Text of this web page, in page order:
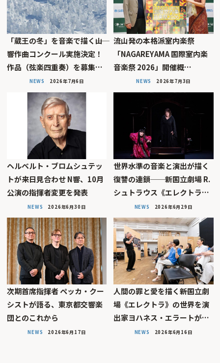
「蔵王の冬」を音楽で描く――山
響作曲コンクール実施決定！
作品（弦楽四重奏）を募集…
NEWS 2026年7月6日
流山発の本格派室内楽祭
「NAGAREYAMA 国際室内楽
音楽祭 2026」開催概…
NEWS 2026年7月3日
ヘルベルト・ブロムシュテッ
トが来日見合わせ N響、10月
公演の指揮者変更を発表
NEWS 2026年6月30日
世界水準の音楽と演出が描く
復讐の連鎖──新国立劇場 R.
シュトラウス《エレクトラ…
NEWS 2026年6月29日
次期首席指揮者 ペッカ・クー
シストが語る、東京都交響楽
団とのこれから
NEWS 2026年6月17日
人間の罪と愛を描く――新国立劇
場《エレクトラ》の世界を演
出家ヨハネス・エラートが…
NEWS 2026年6月16日